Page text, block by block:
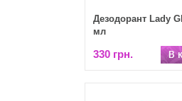
Дезодорант Lady
мл
330 грн.